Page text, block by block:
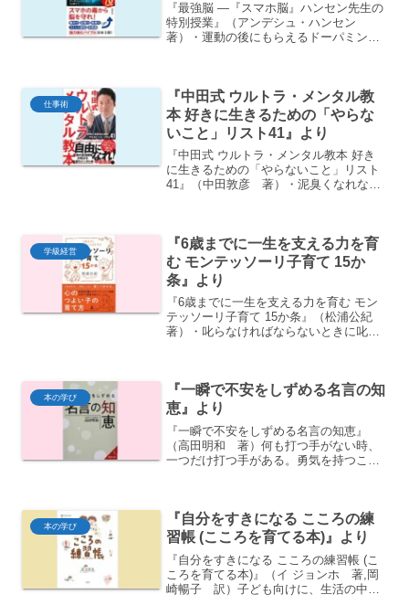
『最強脳 ―『スマホ脳』ハンセン先生の
特別授業』（アンデシュ・ハンセン
著）・運動の後にもらえるドーパミンの
がドキドキ、なるべく何...
仕事術
『中田式 ウルトラ・メンタル教
本 好きに生きるための「やらな
いこと」リスト41』より
『中田式 ウルトラ・メンタル教本 好き
に生きるための「やらないこと」リスト
41』（中田敦彦 著）・泥臭くなれない
学級経営
『6歳までに一生を支える力を育
む モンテッソーリ子育て 15か
条』より
『6歳までに一生を支える力を育む モン
テッソーリ子育て 15か条』（松浦公紀
著）・叱らなければならないときに叱れ
するのではなく、や...
本の学び
『一瞬で不安をしずめる名言の知
恵』より
『一瞬で不安をしずめる名言の知恵』
（高田明和 著）何も打つ手がない時、
一つだけ打つ手がある。勇気を持つこと
ら。 （ルーズベルト
の妻...
本の学び
『自分をすきになる こころの練
習帳 (こころを育てる本)』より
『自分をすきになる こころの練習帳 (こ
ころを育てる本)』（イ ジョンホ 著,岡
崎暢子 訳）子ども向けに、生活の中で